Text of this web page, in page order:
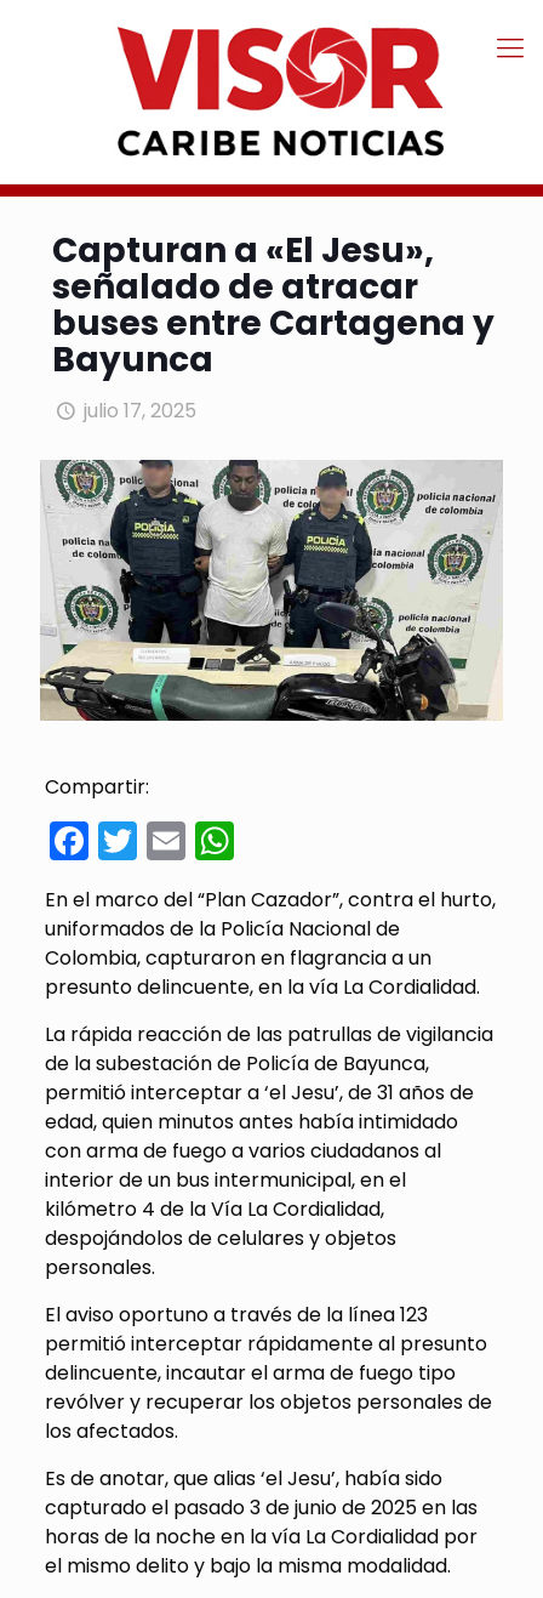
Capturan a «El Jesu»,
señalado de atracar
buses entre Cartagena y
Bayunca
julio 17, 2025
Compartir:
Facebook
Twitter
EmailWhatsApp
En el marco del “Plan Cazador”, contra el hurto,
uniformados de la Policía Nacional de
Colombia, capturaron en flagrancia a un
presunto delincuente, en la vía La Cordialidad.
La rápida reacción de las patrullas de vigilancia
de la subestación de Policía de Bayunca,
permitió interceptar a ‘el Jesu’, de 31 años de
edad, quien minutos antes había intimidado
con arma de fuego a varios ciudadanos al
interior de un bus intermunicipal, en el
kilómetro 4 de la Vía La Cordialidad,
despojándolos de celulares y objetos
personales.
El aviso oportuno a través de la línea 123
permitió interceptar rápidamente al presunto
delincuente, incautar el arma de fuego tipo
revólver y recuperar los objetos personales de
los afectados.
Es de anotar, que alias ‘el Jesu’, había sido
capturado el pasado 3 de junio de 2025 en las
horas de la noche en la vía La Cordialidad por
el mismo delito y bajo la misma modalidad.